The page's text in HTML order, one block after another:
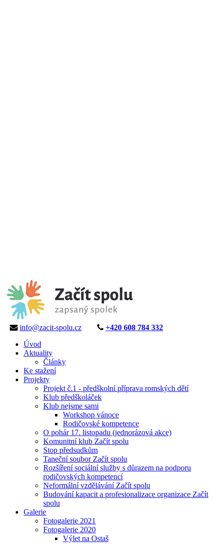
info@zacit-spolu.cz
+420 608 784 332
Úvod
Aktuality
Články
Ke stažení
Projekty
Projekt č.1 - předškolní příprava romských dětí
Klub předškoláček
Klub nejsme sami
Workshop vánoce
Rodičovské kompetence
O pohár 17. listopadu (jednorázová akce)
Komunitní klub Začít spolu
Stop předsudkům
Taneční soubor Začít spolu
Rozšíření sociální služby s důrazem na podporu
rodičovských kompetencí
Neformální vzdělávání Začít spolu
Budování kapacit a profesionalizace organizace Začít
spolu
Galerie
Fotogalerie 2021
Fotogalerie 2020
Výlet na Ostaš